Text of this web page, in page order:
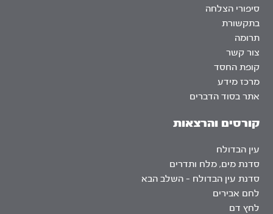
סיפורי הצלחה
בתקשורת
תרומה
צור קשר
קופת החסד
מרכז מידע
אתר בסוד הדברים
קורסים והרצאות
עין הבדולח
סדנת מים, מלח ותדרים
סדנת עין הבדולח – השלב הבא
לחם אבירים
לחץ דם